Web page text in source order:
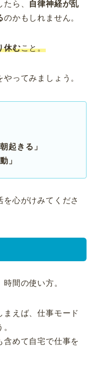
ら、 自律神経が乱
のかもしれません。
休むこと。
ってみましょう。
起きる」
」
心がけみてくださ
間の使い方。
えば、仕事モード
含めて自宅で仕事を